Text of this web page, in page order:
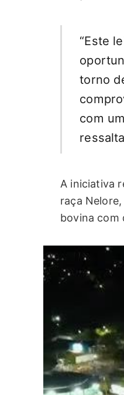
“Este
torno
com
A iniciativa
raça
bovina com